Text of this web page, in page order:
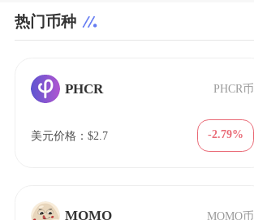
热门币种
PHCR PHCR币
美元价格：$2.7 -2.79%
MOMO MOMO币